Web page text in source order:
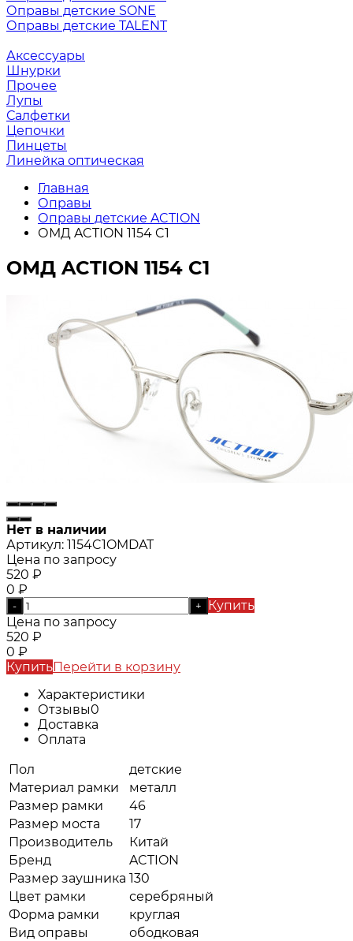
Оправы детские SONE
Оправы детские TALENT
Аксессуары
Шнурки
Прочее
Лупы
Салфетки
Цепочки
Пинцеты
Линейка оптическая
Главная
Оправы
Оправы детские ACTION
ОМД ACTION 1154 C1
ОМД ACTION 1154 C1
Нет в наличии
Артикул: 1154C1OMDAT
Цена по запросу
520 ₽
0 ₽
- +
Купить
Цена по запросу
520 ₽
0 ₽
КупитьПерейти в корзину
Характеристики
Отзывы0
Доставка
Оплата
Пол
детские
Материал рамки
металл
Размер рамки
46
Размер моста
17
Производитель
Китай
Бренд
ACTION
Размер заушника 130
Цвет рамки
серебряный
Форма рамки
круглая
Вид оправы
ободковая